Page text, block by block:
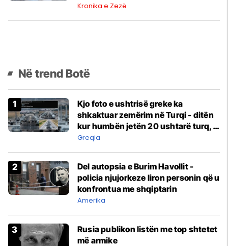
Kronika e Zezë
Në trend Botë
Kjo foto e ushtrisë greke ka
shkaktuar zemërim në Turqi - ditën
kur humbën jetën 20 ushtarë turq,
Greqia provokon me shfaqjen e
Greqia
Del autopsia e Burim Havollit -
policia njujorkeze liron personin që u
konfrontua me shqiptarin
Amerika
Rusia publikon listën me top shtetet
më armike